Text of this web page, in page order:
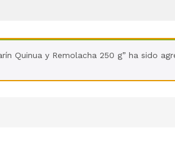
Quinua y Remolacha 250 g” ha sido